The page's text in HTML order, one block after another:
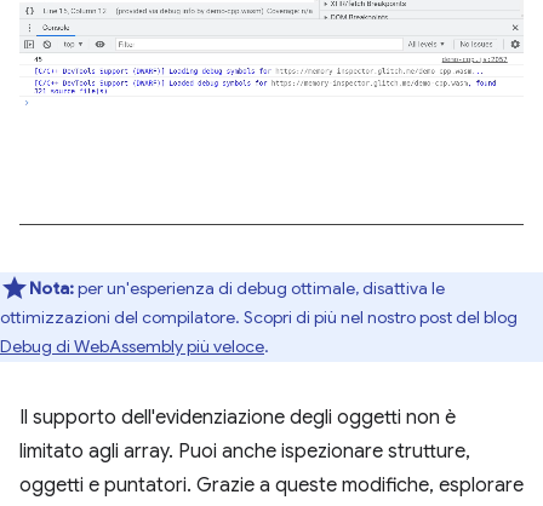
Nota:per un'esperienza di debug ottimale, disattiva le
ottimizzazioni del compilatore. Scopri di più nel nostro post del blog
Debug di WebAssembly più veloce.
Il supporto dell'evidenziazione degli oggetti non è
limitato agli array. Puoi anche ispezionare strutture,
oggetti e puntatori. Grazie a queste modifiche, esplorare